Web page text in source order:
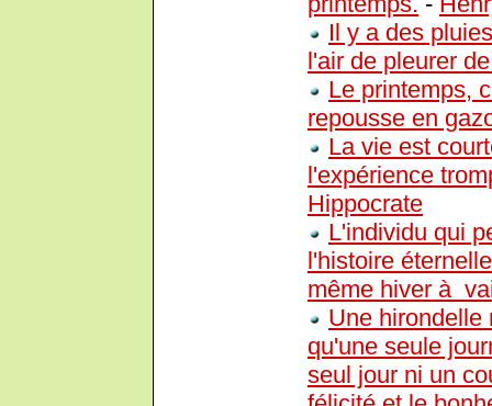
Il y a des
l'air de pleurer
Le printemps,
repousse en
La vie est
l'expérience
Hippocrate
L'individu qui
l'histoire
même hiver à
Une hirondelle
qu'une seule
seul jour ni un